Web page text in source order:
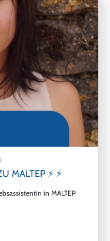
MALTEP ⚡ ⚡
in MALTEP